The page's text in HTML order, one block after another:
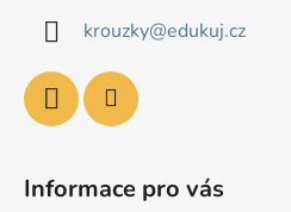
krouzky@edukuj.cz
Informace pro vás